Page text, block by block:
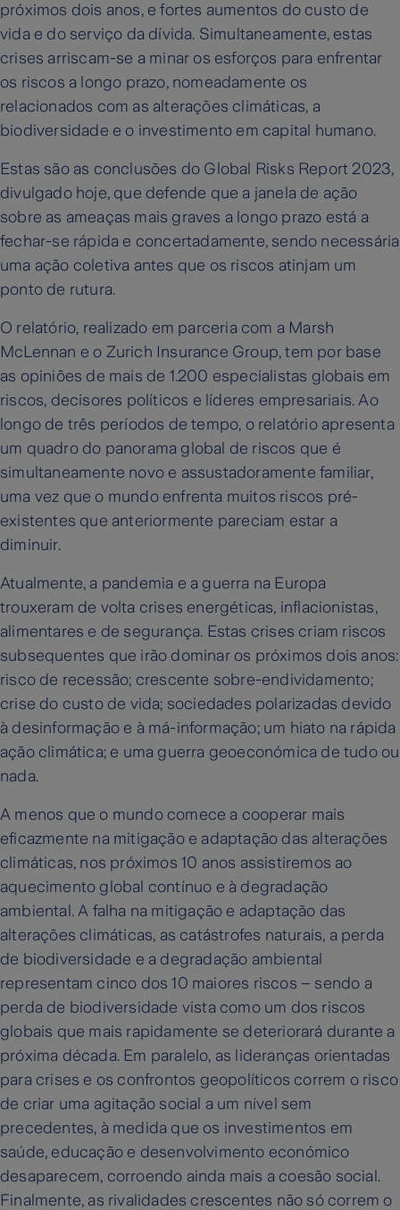
próximos dois anos, e fortes aumentos do custo de
vida e do serviço da dívida. Simultaneamente, estas
crises arriscam-se a minar os esforços para enfrentar
os riscos a longo prazo, nomeadamente os
relacionados com as alterações climáticas, a
biodiversidade e o investimento em capital humano.
Estas são as conclusões do Global Risks Report 2023,
divulgado hoje, que defende que a janela de ação
sobre as ameaças mais graves a longo prazo está a
fechar-se rápida e concertadamente, sendo necessária
uma ação coletiva antes que os riscos atinjam um
ponto de rutura.
O relatório, realizado em parceria com a Marsh
McLennan e o Zurich Insurance Group, tem por base
as opiniões de mais de 1.200 especialistas globais em
riscos, decisores políticos e líderes empresariais. Ao
longo de três períodos de tempo, o relatório apresenta
um quadro do panorama global de riscos que é
simultaneamente novo e assustadoramente familiar,
uma vez que o mundo enfrenta muitos riscos pré-
existentes que anteriormente pareciam estar a
diminuir.
Atualmente, a pandemia e a guerra na Europa
trouxeram de volta crises energéticas, inflacionistas,
alimentares e de segurança. Estas crises criam riscos
subsequentes que irão dominar os próximos dois anos:
risco de recessão; crescente sobre-endividamento;
crise do custo de vida; sociedades polarizadas devido
à desinformação e à má-informação; um hiato na rápida
ação climática; e uma guerra geoeconómica de tudo ou
nada.
A menos que o mundo comece a cooperar mais
eficazmente na mitigação e adaptação das alterações
climáticas, nos próximos 10 anos assistiremos ao
aquecimento global contínuo e à degradação
ambiental. A falha na mitigação e adaptação das
alterações climáticas, as catástrofes naturais, a perda
de biodiversidade e a degradação ambiental
representam cinco dos 10 maiores riscos – sendo a
perda de biodiversidade vista como um dos riscos
globais que mais rapidamente se deteriorará durante a
próxima década. Em paralelo, as lideranças orientadas
para crises e os confrontos geopolíticos correm o risco
de criar uma agitação social a um nível sem
precedentes, à medida que os investimentos em
saúde, educação e desenvolvimento económico
desaparecem, corroendo ainda mais a coesão social.
Finalmente, as rivalidades crescentes não só correm o